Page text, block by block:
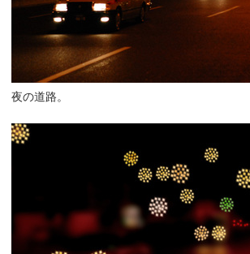
夜の道路。